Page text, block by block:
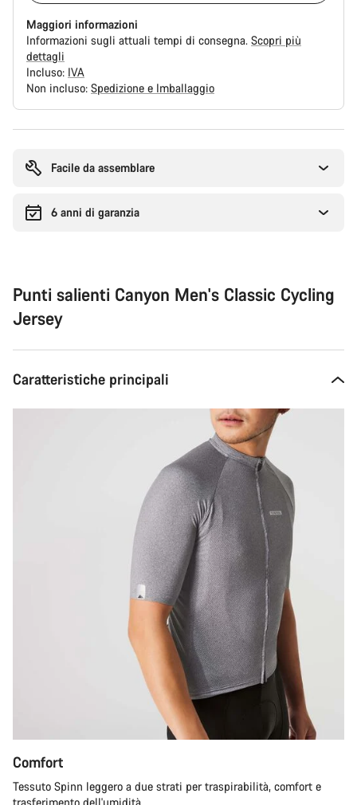
Maggiori informazioni
Informazioni sugli attuali tempi di consegna. Scopri più
dettagli
Incluso: IVA
Non incluso: Spedizione e Imballaggio
l'acquistoFacile da assemblare
6 anni di garanzia
Punti salienti Canyon Men's Classic Cycling
Jersey
Caratteristiche principali
Comfort
Tessuto Spinn leggero a due strati per traspirabilità, comfort e